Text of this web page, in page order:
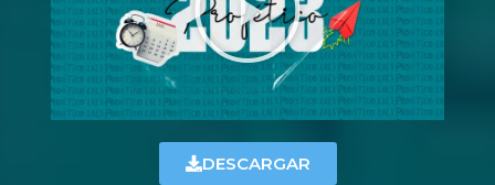
DESCARGAR